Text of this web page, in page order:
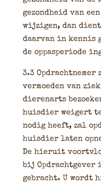
gezondheid van
wijzigen, dan dient
daarvan in kennis
de oppasperiode
3.3
vermoeden van
dierenarts
huisdier weigert te
nodig heeft, zal
huisdier laten
De hieruit
bij Opdrachtgever
gebracht. U wordt